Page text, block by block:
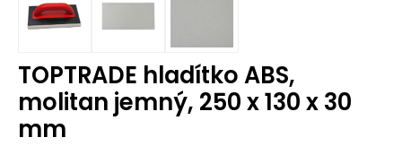
TOPTRADE hladítko ABS,
molitan jemný, 250 x 130 x 30
mm